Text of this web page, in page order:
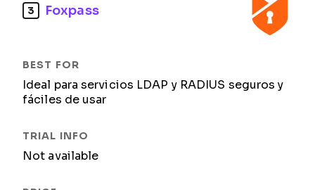
3 Foxpass
Ideal para servicios LDAP y RADIUS seguros y
fáciles de usar
Not available